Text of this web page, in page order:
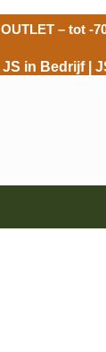
OUTLET– tot -
JS in Bedrijf